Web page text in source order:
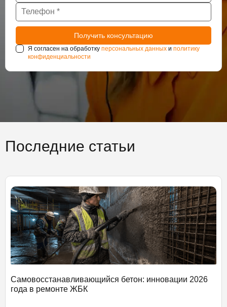
Я согласен на обработку персональных данных и политику
конфиденциальности
Последние статьи
Самовосстанавливающийся бетон: инновации 2026
года в ремонте ЖБК